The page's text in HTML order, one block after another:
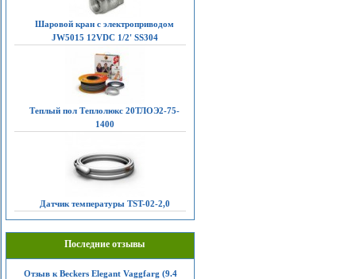
Шаровой кран с электроприводом
JW5015 12VDC 1/2' SS304
Теплый пол Теплолюкс 20ТЛОЭ2-75-
1400
Датчик температуры TST-02-2,0
Последние отзывы
Отзыв к Beckers Elegant Vaggfarg (9.4